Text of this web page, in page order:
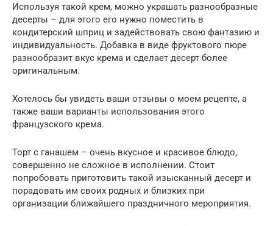
Используя такой крем, можно украшать разнообразные
десерты – для этого его нужно поместить в
кондитерский шприц и задействовать свою фантазию и
индивидуальность. Добавка в виде фруктового пюре
разнообразит вкус крема и сделает десерт более
оригинальным.
Хотелось бы увидеть ваши отзывы о моем рецепте, а
также ваши варианты использования этого
французского крема.
Торт с ганашем – очень вкусное и красивое блюдо,
совершенно не сложное в исполнении. Стоит
попробовать приготовить такой изысканный десерт и
порадовать им своих родных и близких при
организации ближайшего праздничного мероприятия.